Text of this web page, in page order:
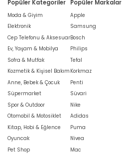
Popüler Kategoriler
Moda & Giyim
Elektronik
Cep Telefonu & Aksesuar
Ev, Yaşam & Mobilya
Sofra & Mutfak
Kozmetik & Kişisel Bakım
Anne, Bebek & Çocuk
Süpermarket
Spor & Outdoor
Otomobil & Motosiklet
Kitap, Hobi & Eğlence
Oyuncak
Pet Shop
Popüler Markalar
Apple
Samsung
Bosch
Philips
Tefal
Korkmaz
Penti
Süvari
Nike
Adidas
Puma
Nivea
Mac